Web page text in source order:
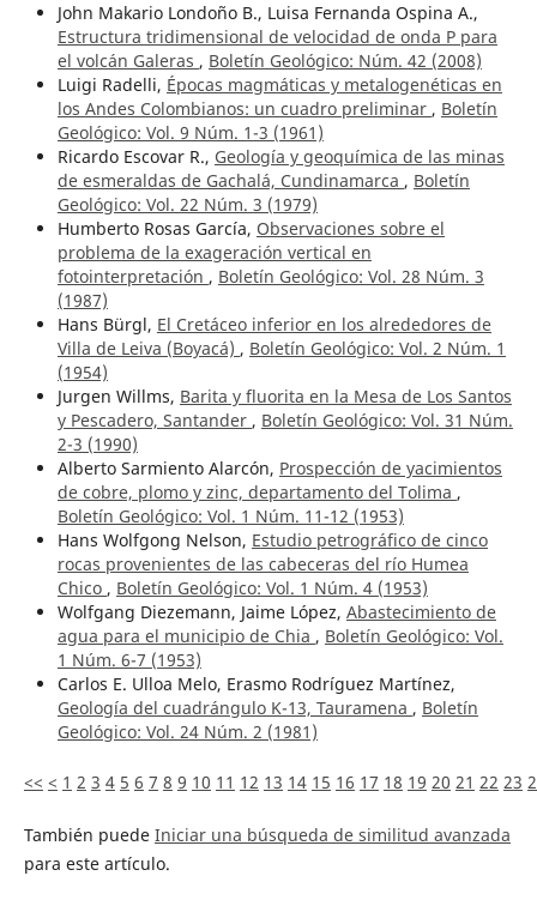
John Makario Londoño B., Luisa Fernanda Ospina A.,
Estructura tridimensional de velocidad de onda P para
el volcán Galeras , Boletín Geológico: Núm. 42 (2008)
Luigi Radelli, Épocas magmáticas y metalogenéticas en
los Andes Colombianos: un cuadro preliminar , Boletín
Geológico: Vol. 9 Núm. 1-3 (1961)
Ricardo Escovar R., Geología y geoquímica de las minas
de esmeraldas de Gachalá, Cundinamarca , Boletín
Geológico: Vol. 22 Núm. 3 (1979)
Humberto Rosas García, Observaciones sobre el
problema de la exageración vertical en
fotointerpretación , Boletín Geológico: Vol. 28 Núm. 3
(1987)
Hans Bürgl, El Cretáceo inferior en los alrededores de
Villa de Leiva (Boyacá) , Boletín Geológico: Vol. 2 Núm. 1
(1954)
Jurgen Willms, Barita y fluorita en la Mesa de Los Santos
y Pescadero, Santander , Boletín Geológico: Vol. 31 Núm.
2-3 (1990)
Alberto Sarmiento Alarcón, Prospección de yacimientos
de cobre, plomo y zinc, departamento del Tolima ,
Boletín Geológico: Vol. 1 Núm. 11-12 (1953)
Hans Wolfgong Nelson, Estudio petrográfico de cinco
rocas provenientes de las cabeceras del río Humea
Chico , Boletín Geológico: Vol. 1 Núm. 4 (1953)
Wolfgang Diezemann, Jaime López, Abastecimiento de
agua para el municipio de Chia , Boletín Geológico: Vol.
1 Núm. 6-7 (1953)
Carlos E. Ulloa Melo, Erasmo Rodríguez Martínez,
Geología del cuadrángulo K-13, Tauramena , Boletín
Geológico: Vol. 24 Núm. 2 (1981)
<< < 1 2 3 4 5 6 7 8 9 10 11 12 13 14 15 16 17 18 19 20 21 22 23
También puede Iniciar una búsqueda de similitud avanzada
para este artículo.